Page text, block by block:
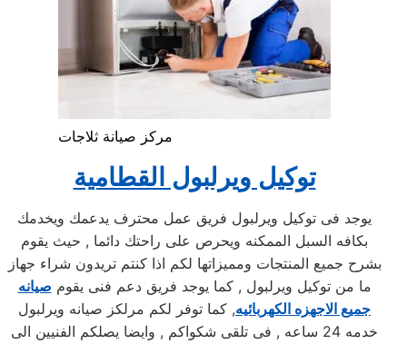
مركز صيانة ثلاجات
توكيل ويرلبول القطامية
يوجد فى توكيل ويرلبول فريق عمل محترف يدعمك ويخدمك
بكافه السبل الممكنه ويحرص على راحتك دائما , حيث يقوم
بشرح جميع المنتجات ومميزاتها لكم اذا كنتم تريدون شراء جهاز
ما من توكيل ويرلبول , كما يوجد فريق دعم فنى يقوم صيانه
جميع الاجهزه الكهربائيه, كما توفر لكم مرلكز صيانه ويرلبول
خدمه 24 ساعه , فى تلقى شكواكم , وايضا يصلكم الفنيين الى